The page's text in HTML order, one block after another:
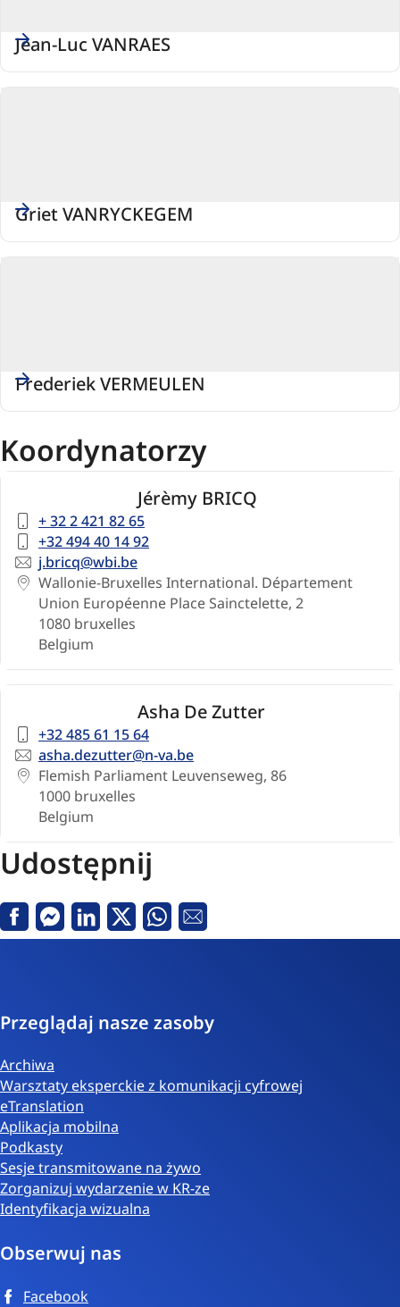
Jean-Luc VANRAES
Griet VANRYCKEGEM
Frederiek VERMEULEN
Koordynatorzy
Jérèmy BRICQ
Telephone
number
+ 32 2 421 82 65
Telephone
number
+32 494 40 14 92
Email
j.bricq@wbi.be
Address
Wallonie-Bruxelles International. Département
Union Européenne Place Sainctelette, 2
1080 bruxelles
Belgium
Asha De Zutter
Telephone
number
+32 485 61 15 64
Email
asha.dezutter@n-va.be
Address
Flemish Parliament Leuvenseweg, 86
1000 bruxelles
Belgium
Udostępnij
FacebookMessenger
LinkedinTwitterWhatsapp
Email
Przeglądaj nasze zasoby
Archiwa
Warsztaty eksperckie z komunikacji cyfrowej
eTranslation
Aplikacja mobilna
Podkasty
Sesje transmitowane na żywo
Zorganizuj wydarzenie w KR-ze
Identyfikacja wizualna
Obserwuj nas
Facebook